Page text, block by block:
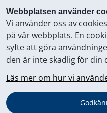
Webbplatsen använder
Vi använder oss av
på vår webbplats. En
syfte att göra
den är inte skadlig för din
Läs mer om hur vi